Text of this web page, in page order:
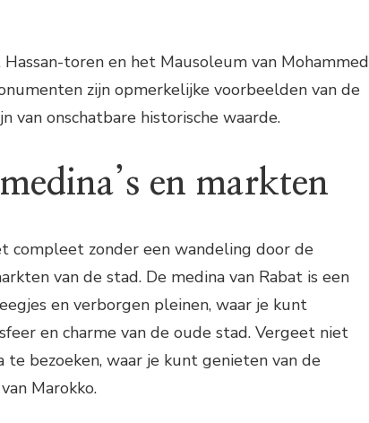
toren en het Mausoleum van Mohammed
zijn opmerkelijke voorbeelden van de
van onschatbare historische waarde.
en markten
compleet zonder een wandeling door de
van de stad. De medina van Rabat is een
en verborgen pleinen, waar je kunt
en charme van de oude stad. Vergeet niet
te bezoeken, waar je kunt genieten van de
Marokko.